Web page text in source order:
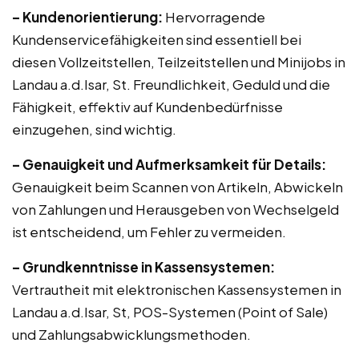
– Kundenorientierung: Hervorragende
Kundenservicefähigkeiten sind essentiell bei
diesen Vollzeitstellen, Teilzeitstellen und Minijobs in
Landau a.d.Isar, St. Freundlichkeit, Geduld und die
Fähigkeit, effektiv auf Kundenbedürfnisse
einzugehen, sind wichtig.
– Genauigkeit und Aufmerksamkeit für Details:
Genauigkeit beim Scannen von Artikeln, Abwickeln
von Zahlungen und Herausgeben von Wechselgeld
ist entscheidend, um Fehler zu vermeiden.
– Grundkenntnisse in Kassensystemen:
Vertrautheit mit elektronischen Kassensystemen in
Landau a.d.Isar, St, POS-Systemen (Point of Sale)
und Zahlungsabwicklungsmethoden.